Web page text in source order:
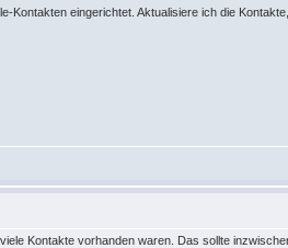
eingerichtet. Aktualisiere ich die
Kontakte vorhanden waren. Das sollte